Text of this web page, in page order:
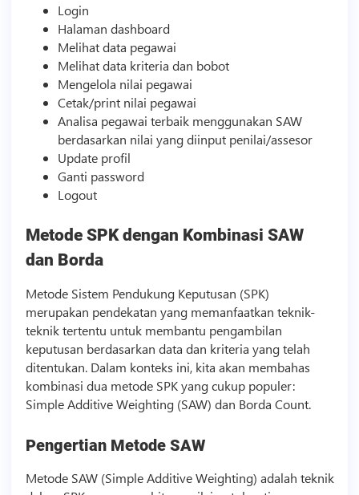
Login
Halaman dashboard
Melihat data pegawai
Melihat data kriteria dan bobot
Mengelola nilai pegawai
Cetak/print nilai pegawai
Analisa pegawai terbaik menggunakan SAW
berdasarkan nilai yang diinput penilai/assesor
Update profil
Ganti password
Logout
Metode SPK dengan Kombinasi SAW
dan Borda
Metode Sistem Pendukung Keputusan (SPK)
merupakan pendekatan yang memanfaatkan teknik-
teknik tertentu untuk membantu pengambilan
keputusan berdasarkan data dan kriteria yang telah
ditentukan. Dalam konteks ini, kita akan membahas
kombinasi dua metode SPK yang cukup populer:
Simple Additive Weighting (SAW) dan Borda Count.
Pengertian Metode SAW
Metode SAW (Simple Additive Weighting) adalah teknik